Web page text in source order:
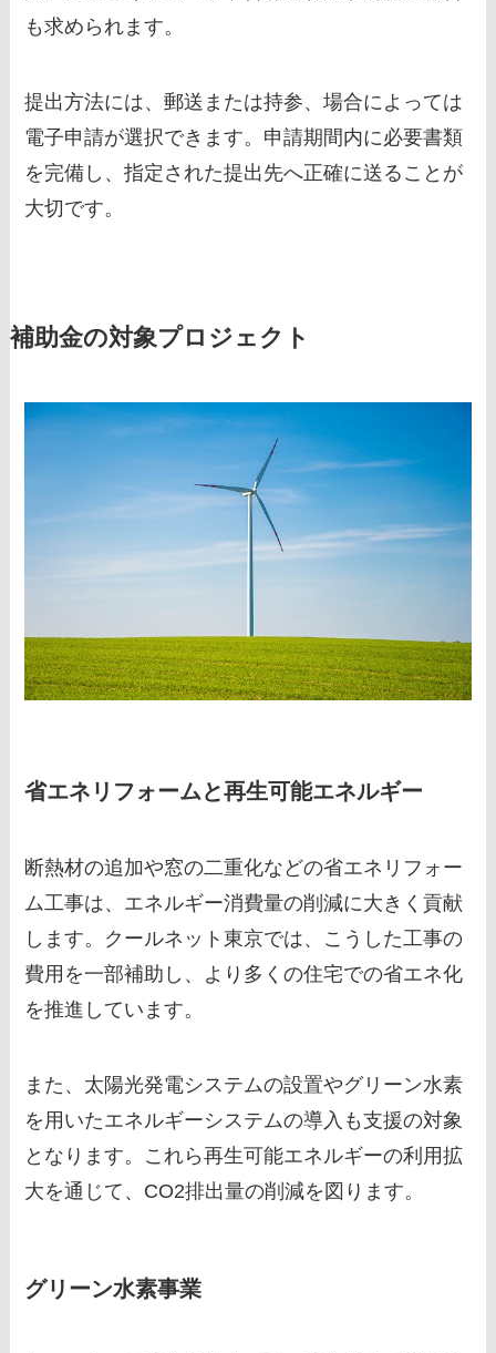
も求められます。
提出方法には、郵送または持参、場合によっては
電子申請が選択できます。申請期間内に必要書類
を完備し、指定された提出先へ正確に送ることが
大切です。
補助金の対象プロジェクト
省エネリフォームと再生可能エネルギー
断熱材の追加や窓の二重化などの省エネリフォー
ム工事は、エネルギー消費量の削減に大きく貢献
します。クールネット東京では、こうした工事の
費用を一部補助し、より多くの住宅での省エネ化
を推進しています。
また、太陽光発電システムの設置やグリーン水素
を用いたエネルギーシステムの導入も支援の対象
となります。これら再生可能エネルギーの利用拡
大を通じて、CO2排出量の削減を図ります。
グリーン水素事業